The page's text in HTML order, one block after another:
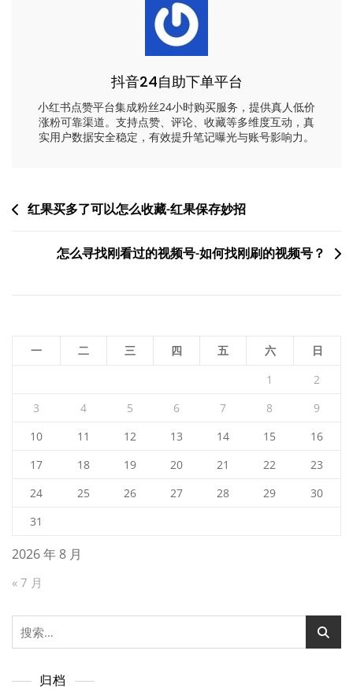
抖音24自助下单平台
小红书点赞平台集成粉丝24小时购买服务，提供真人低价
涨粉可靠渠道。支持点赞、评论、收藏等多维度互动，真
实用户数据安全稳定，有效提升笔记曝光与账号影响力。
文红果买多了可以怎么收藏-红果保存妙招
怎么寻找刚看过的视频号-如何找刚刷的视频号？
2026 年 8 月
一 二 三 四 五 六
日
1
2
3
4 5 6 7 8
9
10
11 12 13 14 15
16
17
18 19 20 21 22
23
24
25 26 27 28 29
30
31
« 7 月
搜
索：
归档